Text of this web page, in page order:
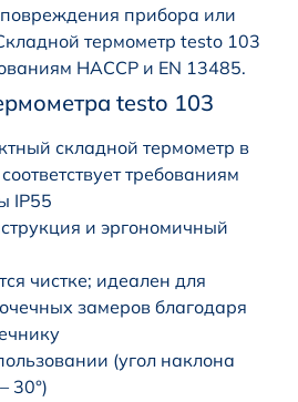
прибора или
термометр testo 103
HACCP и EN 13485.
testo 103
складной термометр в
требованиям
IP55
и эргономичный
чистке; идеален для
замеров благодаря
(угол наклона
30°)